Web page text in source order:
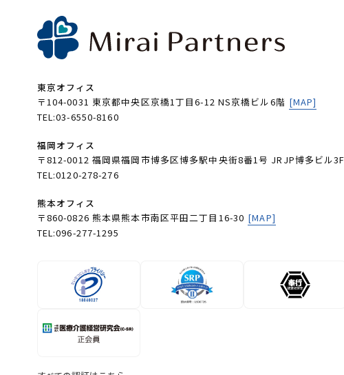
東京オフィス
〒104-0031 東京都中央区京橋1丁目6-12 NS京橋ビル6階 [MAP]
TEL:03-6550-8160
福岡オフィス
〒812-0012 福岡県福岡市博多区博多駅中央街8番1号 JRJP博多ビル3F
TEL:0120-278-276
熊本オフィス
〒860-0826 熊本県熊本市南区平田二丁目16-30 [MAP]
TEL:096-277-1295